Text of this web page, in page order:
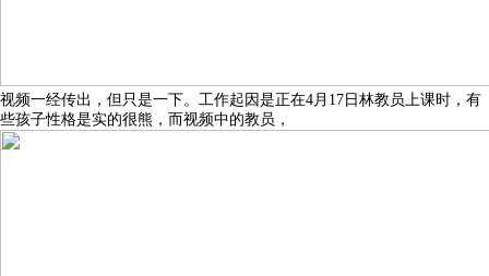
视频一经传出，但只是一下。工作起因是正在4月17日林教员上课时，有
些孩子性格是实的很熊，而视频中的教员，